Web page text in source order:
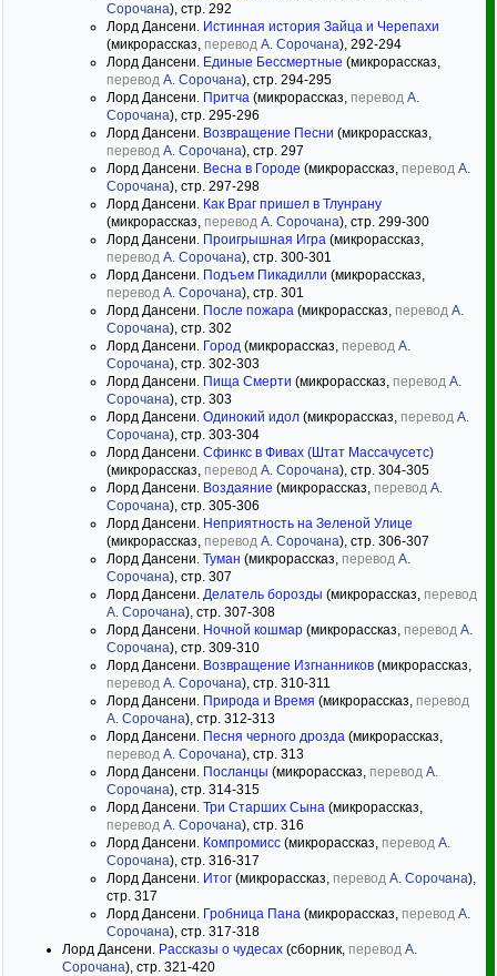
Сорочана), стр. 292
Лорд Дансени. Истинная история Зайца и Черепахи
(микрорассказ, перевод А. Сорочана), 292-294
Лорд Дансени. Единые Бессмертные (микрорассказ,
перевод А. Сорочана), стр. 294-295
Лорд Дансени. Притча (микрорассказ, перевод А.
Сорочана), стр. 295-296
Лорд Дансени. Возвращение Песни (микрорассказ,
перевод А. Сорочана), стр. 297
Лорд Дансени. Весна в Городе (микрорассказ, перевод А.
Сорочана), стр. 297-298
Лорд Дансени. Как Враг пришел в Тлунрану
(микрорассказ, перевод А. Сорочана), стр. 299-300
Лорд Дансени. Проигрышная Игра (микрорассказ,
перевод А. Сорочана), стр. 300-301
Лорд Дансени. Подъем Пикадилли (микрорассказ,
перевод А. Сорочана), стр. 301
Лорд Дансени. После пожара (микрорассказ, перевод А.
Сорочана), стр. 302
Лорд Дансени. Город (микрорассказ, перевод А.
Сорочана), стр. 302-303
Лорд Дансени. Пища Смерти (микрорассказ, перевод А.
Сорочана), стр. 303
Лорд Дансени. Одинокий идол (микрорассказ, перевод А.
Сорочана), стр. 303-304
Лорд Дансени. Сфинкс в Фивах (Штат Массачусетс)
(микрорассказ, перевод А. Сорочана), стр. 304-305
Лорд Дансени. Воздаяние (микрорассказ, перевод А.
Сорочана), стр. 305-306
Лорд Дансени. Неприятность на Зеленой Улице
(микрорассказ, перевод А. Сорочана), стр. 306-307
Лорд Дансени. Туман (микрорассказ, перевод А.
Сорочана), стр. 307
Лорд Дансени. Делатель борозды (микрорассказ, перевод
А. Сорочана), стр. 307-308
Лорд Дансени. Ночной кошмар (микрорассказ, перевод А.
Сорочана), стр. 309-310
Лорд Дансени. Возвращение Изгнанников (микрорассказ,
перевод А. Сорочана), стр. 310-311
Лорд Дансени. Природа и Время (микрорассказ, перевод
А. Сорочана), стр. 312-313
Лорд Дансени. Песня черного дрозда (микрорассказ,
перевод А. Сорочана), стр. 313
Лорд Дансени. Посланцы (микрорассказ, перевод А.
Сорочана), стр. 314-315
Лорд Дансени. Три Старших Сына (микрорассказ,
перевод А. Сорочана), стр. 316
Лорд Дансени. Компромисс (микрорассказ, перевод А.
Сорочана), стр. 316-317
Лорд Дансени. Итог (микрорассказ, перевод А. Сорочана),
стр. 317
Лорд Дансени. Гробница Пана (микрорассказ, перевод А.
Сорочана), стр. 317-318
Лорд Дансени. Рассказы о чудесах (сборник, перевод А.
Сорочана), стр. 321-420